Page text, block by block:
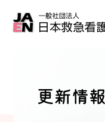
更新情報